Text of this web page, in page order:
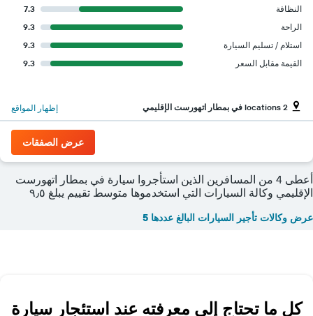
النظافة
7.3
الراحة
9.3
استلام / تسليم السيارة
9.3
القيمة مقابل السعر
9.3
2 locations في بمطار اتهورست الإقليمي إظهار المواقع
عرض الصفقات
أعطى 4 من المسافرين الذين استأجروا سيارة في بمطار اتهورست
الإقليمي وكالة السيارات التي استخدموها متوسط تقييم يبلغ ٩٫٥
عرض وكالات تأجير السيارات البالغ عددها 5
كل ما تحتاج إلى معرفته عند استئجار سيارة